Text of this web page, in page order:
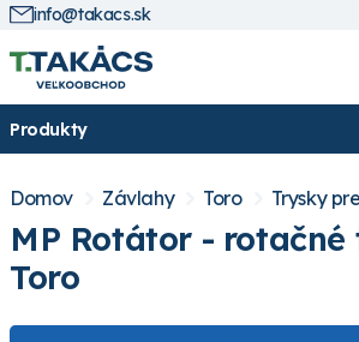
info@takacs.sk
Produkty
Domov Závlahy Toro Trysky
MP Rotátor -
Toro